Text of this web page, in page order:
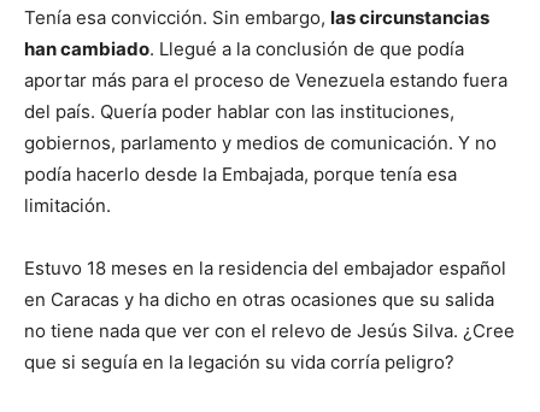
Tenía esa convicción. Sin embargo, las circunstancias
han cambiado. Llegué a la conclusión de que podía
aportar más para el proceso de Venezuela estando fuera
del país. Quería poder hablar con las instituciones,
gobiernos, parlamento y medios de comunicación. Y no
podía hacerlo desde la Embajada, porque tenía esa
limitación.
Estuvo 18 meses en la residencia del embajador español
en Caracas y ha dicho en otras ocasiones que su salida
no tiene nada que ver con el relevo de Jesús Silva. ¿Cree
que si seguía en la legación su vida corría peligro?